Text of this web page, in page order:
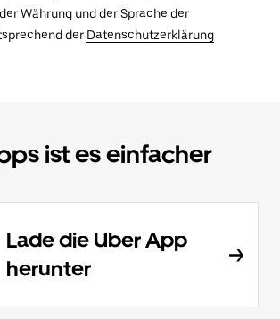
Währung und der Sprache der
der Datenschutzerklärung
ist es einfacher
Lade die Uber App
herunter